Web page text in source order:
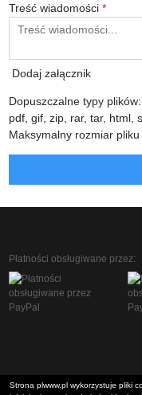
Treść wiadomości *
Dodaj załącznik
Dopuszczalne typy
pdf, gif, zip, rar, tar, html,
Maksymalny rozmiar
Płatności obsługiwane przez:
Strona plwww.pl wykorzystuje pliki